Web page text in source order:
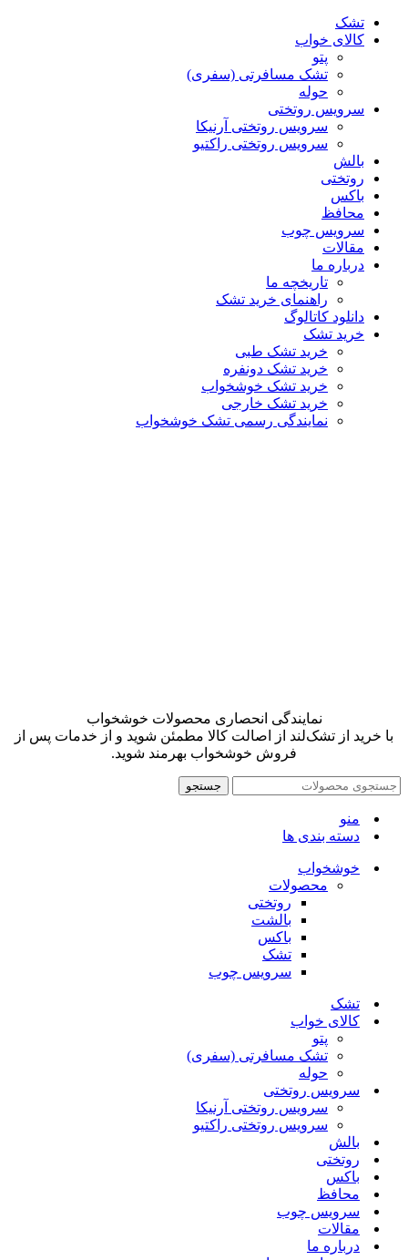
تشک
کالای خواب
پتو
تشک مسافرتی (سفری)
حوله
سرویس روتختی
سرویس روتختی آرنیکا
سرویس روتختی راکتیو
بالش
روتختی
باکس
محافظ
سرویس چوب
مقالات
درباره ما
تاریخچه ما
راهنمای خرید تشک
دانلود کاتالوگ
خرید تشک
خرید تشک طبی
خرید تشک دونفره
خرید تشک خوشخواب
خرید تشک خارجی
نمایندگی رسمی تشک خوشخواب
نمایندگی انحصاری محصولات خوشخواب
با خرید از تشک‌لند از اصالت کالا مطمئن شوید و از خدمات پس از
فروش خوشخواب بهرمند شوید.
جستجو
منو
دسته بندی ها
خوشخواب
محصولات
روتختی
بالشت
باکس
تشک
سرویس چوب
تشک
کالای خواب
پتو
تشک مسافرتی (سفری)
حوله
سرویس روتختی
سرویس روتختی آرنیکا
سرویس روتختی راکتیو
بالش
روتختی
باکس
محافظ
سرویس چوب
مقالات
درباره ما